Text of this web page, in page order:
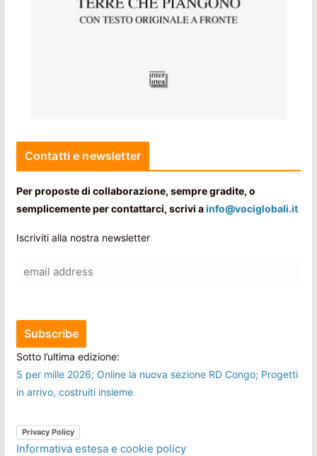
Contatti e newsletter
Per proposte di collaborazione, sempre gradite, o
semplicemente per contattarci, scrivi ainfo@vociglobali.it
Iscriviti alla nostra newsletter
Sotto l’ultima edizione:
5 per mille 2026; Online la nuova sezione RD Congo; Progetti
in arrivo, costruiti insieme
Privacy Policy
Informativa estesa e cookie policy